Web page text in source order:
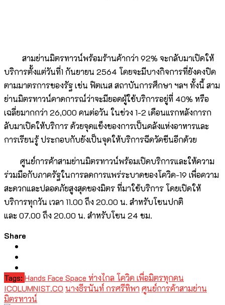
สามย่านมิตรทาวน์พร้อมร้านค้ากว่า 92% จะกลับมาเปิดให้
บริการตั้งแต่วันที่1 กันยายน 2564 โดยจะมีบางกิจการที่ยังคงปิด
ตามมาตรการของรัฐ เช่น ฟิตเนส สถาบันการศึกษา ฯลฯ ทั้งนี้ สาม
ย่านมิตรทาวน์คาดการณ์ว่าจะมียอดผู้ใช้บริการอยู่ที่ 40% หรือ
เฉลี่ยมากกว่า 26,000 คนต่อวัน ในช่วง 1-2 เดือนแรกหลังการก
ลับมาเปิดให้บริการ ด้วยจุดแข็งของการเป็นคลังแห่งอาหารและ
การเรียนรู้ ประกอบกับยังเป็นจุดให้บริการฉีดวัคซีนอีกด้วย
ศูนย์การค้าสามย่านมิตรทาวน์พร้อมเปิดบริการและให้ความ
ร่วมมือกับภาครัฐในการลดการแพร่ระบาดของโควิด-19 เพื่อความ
สะดวกและปลอดภัยสูงสุดของมิตร ที่มาใช้บริการ โดยเปิดให้
บริการทุกวัน เวลา 11.00 ถึง 20.00 น. สำหรับโซนปกติ
และ 07.00 ถึง 20.00 น. สำหรับโซน 24 ชม.
Share
Tags: Hands Face Space ห่างไกล โควิด เพื่อมิตรทุกคน
ICOLUMNIST.CO นางธีรนันท์ กรศรีทิพา ศูนย์การค้าสามย่าน
มิตรทาวน์